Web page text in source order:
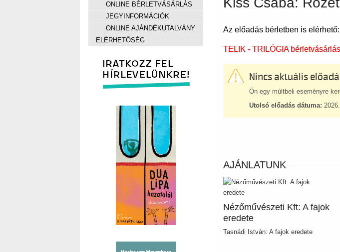
ONLINE BÉRLETVÁSÁRLÁS
JEGYINFORMÁCIÓK
ONLINE AJÁNDÉKUTALVÁNY
ELÉRHETŐSÉG